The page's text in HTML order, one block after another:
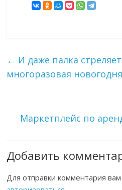
← И даже палка
многоразовая
Маркетплейс по
Добавить
Для отправки комментария